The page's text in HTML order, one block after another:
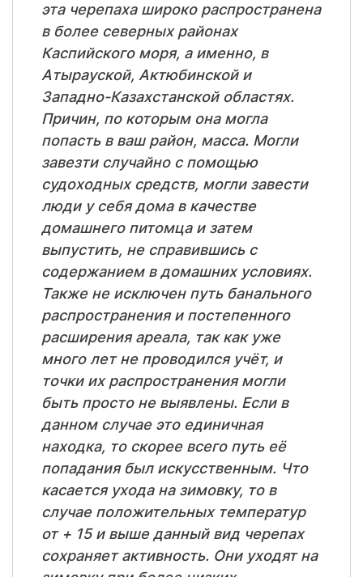
эта черепаха широко распространена
в более северных районах
Каспийского моря, а именно, в
Атырауской, Актюбинской и
Западно-Казахстанской областях.
Причин, по которым она могла
попасть в ваш район, масса. Могли
завезти случайно с помощью
судоходных средств, могли завести
люди у себя дома в качестве
домашнего питомца и затем
выпустить, не справившись с
содержанием в домашних условиях.
Также не исключен путь банального
распространения и постепенного
расширения ареала, так как уже
много лет не проводился учёт, и
точки их распространения могли
быть просто не выявлены. Если в
данном случае это единичная
находка, то скорее всего путь её
попадания был искусственным. Что
касается ухода на зимовку, то в
случае положительных температур
от + 15 и выше данный вид черепах
сохраняет активность. Они уходят на